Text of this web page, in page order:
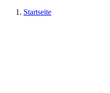
Startseite